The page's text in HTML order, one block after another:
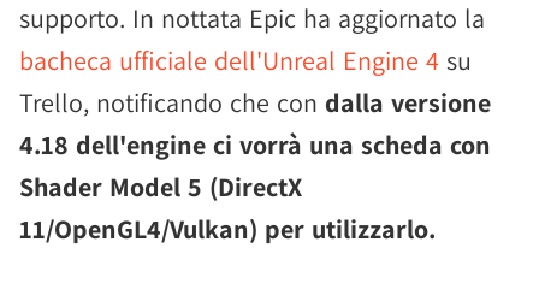
supporto. In nottata Epic ha aggiornato la
bacheca ufficiale dell'Unreal Engine 4 su
Trello, notificando che con dalla versione
4.18 dell'engine ci vorrà una scheda con
Shader Model 5 (DirectX
11/OpenGL4/Vulkan) per utilizzarlo.